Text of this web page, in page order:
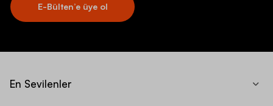
E-Bülten’e üye ol
En Sevilenler